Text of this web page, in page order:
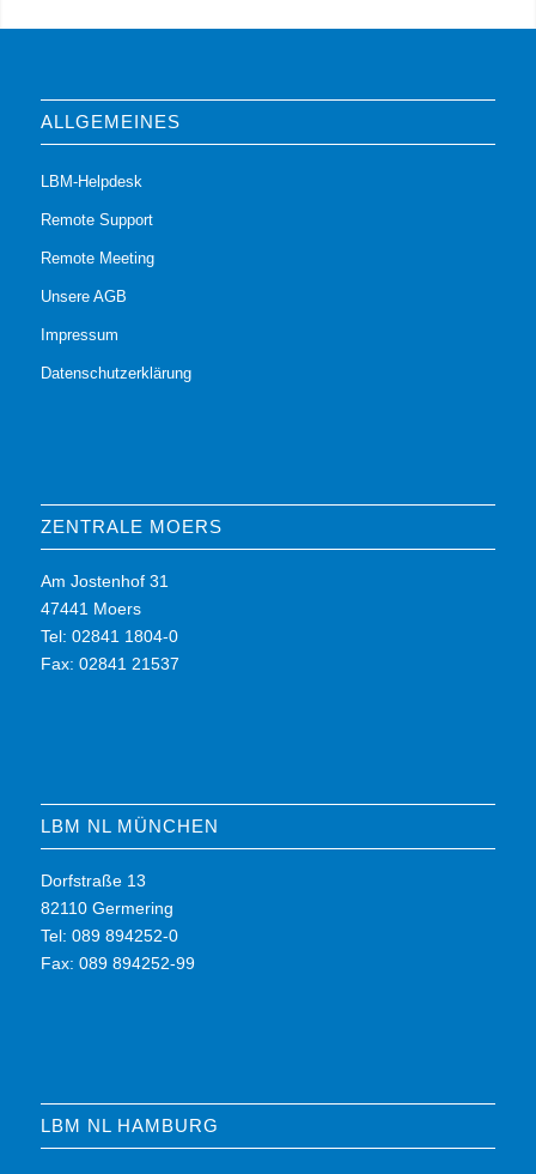
ALLGEMEINES
LBM-Helpdesk
Remote Support
Remote Meeting
Unsere AGB
Impressum
Datenschutzerklärung
ZENTRALE MOERS
Am Jostenhof 31
47441 Moers
Tel: 02841 1804-0
Fax: 02841 21537
LBM NL MÜNCHEN
Dorfstraße 13
82110 Germering
Tel: 089 894252-0
Fax: 089 894252-99
LBM NL HAMBURG